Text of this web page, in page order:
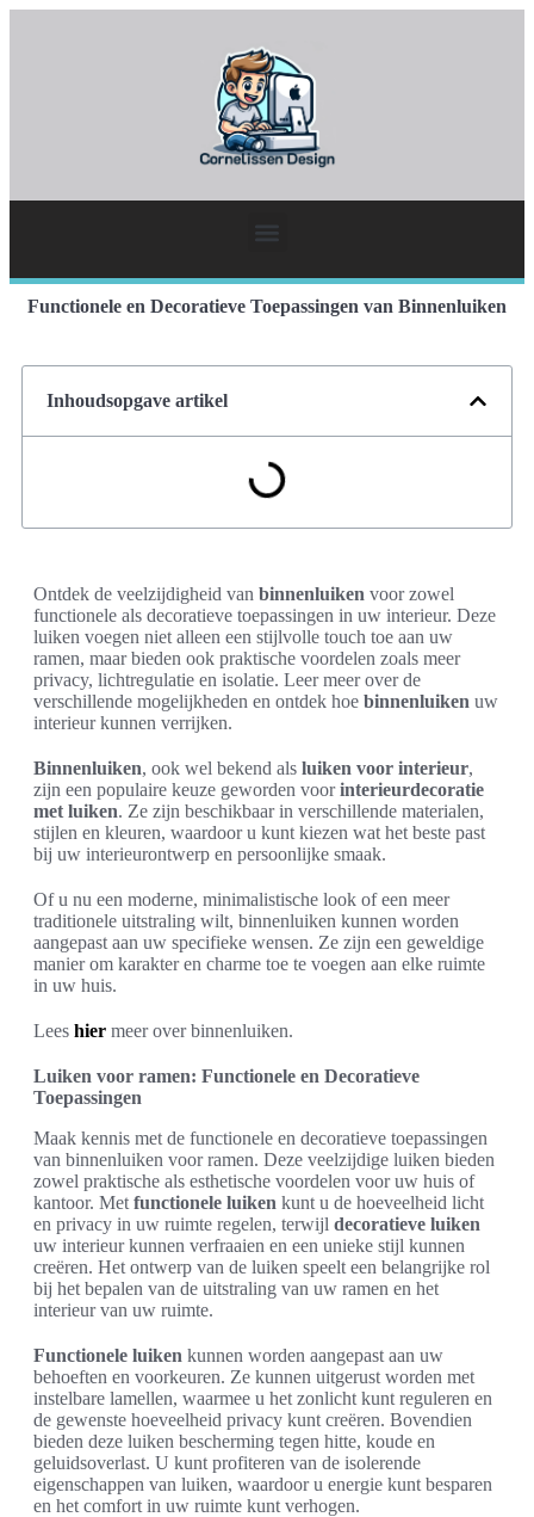
Functionele en Decoratieve Toepassingen van Binnenluiken
Inhoudsopgave artikel
Ontdek de veelzijdigheid van binnenluiken voor zowel
functionele als decoratieve toepassingen in uw interieur. Deze
luiken voegen niet alleen een stijlvolle touch toe aan uw
ramen, maar bieden ook praktische voordelen zoals meer
privacy, lichtregulatie en isolatie. Leer meer over de
verschillende mogelijkheden en ontdek hoe binnenluiken uw
interieur kunnen verrijken.
Binnenluiken, ook wel bekend als luiken voor interieur,
zijn een populaire keuze geworden voorinterieurdecoratie
met luiken. Ze zijn beschikbaar in verschillende materialen,
stijlen en kleuren, waardoor u kunt kiezen wat het beste past
bij uw interieurontwerp en persoonlijke smaak.
Of u nu een moderne, minimalistische look of een meer
traditionele uitstraling wilt, binnenluiken kunnen worden
aangepast aan uw specifieke wensen. Ze zijn een geweldige
manier om karakter en charme toe te voegen aan elke ruimte
in uw huis.
Lees hier meer over binnenluiken.
Luiken voor ramen: Functionele en Decoratieve
Toepassingen
Maak kennis met de functionele en decoratieve toepassingen
van binnenluiken voor ramen. Deze veelzijdige luiken bieden
zowel praktische als esthetische voordelen voor uw huis of
kantoor. Met functionele luiken kunt u de hoeveelheid licht
en privacy in uw ruimte regelen, terwijl decoratieve luiken
uw interieur kunnen verfraaien en een unieke stijl kunnen
creëren. Het ontwerp van de luiken speelt een belangrijke rol
bij het bepalen van de uitstraling van uw ramen en het
interieur van uw ruimte.
Functionele luiken kunnen worden aangepast aan uw
behoeften en voorkeuren. Ze kunnen uitgerust worden met
instelbare lamellen, waarmee u het zonlicht kunt reguleren en
de gewenste hoeveelheid privacy kunt creëren. Bovendien
bieden deze luiken bescherming tegen hitte, koude en
geluidsoverlast. U kunt profiteren van de isolerende
eigenschappen van luiken, waardoor u energie kunt besparen
en het comfort in uw ruimte kunt verhogen.